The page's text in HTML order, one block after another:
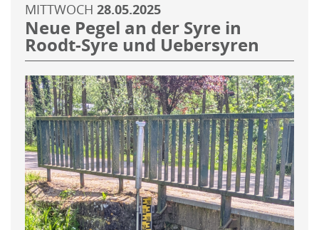
MITTWOCH 28.05.2025
Neue Pegel an der Syre in
Roodt-Syre und Uebersyren